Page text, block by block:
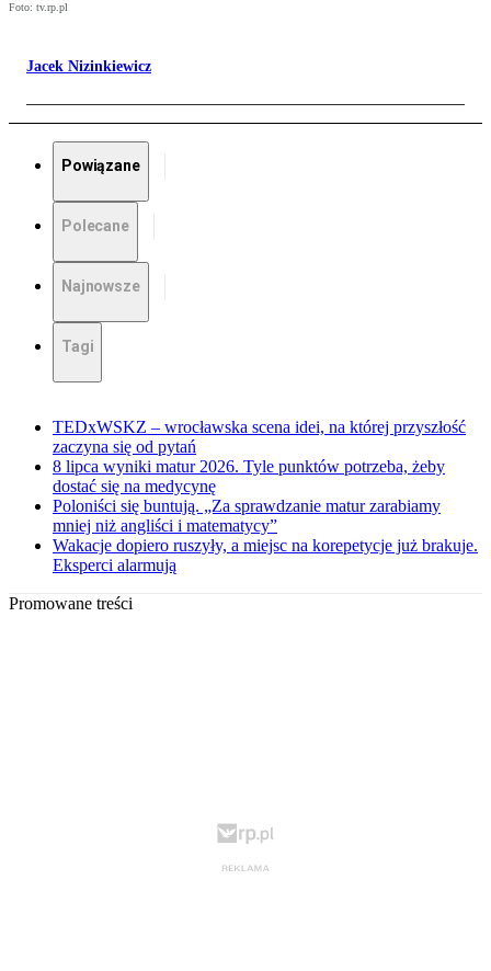
Foto: tv.rp.pl
Jacek Nizinkiewicz
Powiązane
Polecane
Najnowsze
Tagi
TEDxWSKZ – wrocławska scena idei, na której przyszłość
zaczyna się od pytań
8 lipca wyniki matur 2026. Tyle punktów potrzeba, żeby
dostać się na medycynę
Poloniści się buntują. „Za sprawdzanie matur zarabiamy
mniej niż angliści i matematycy”
Wakacje dopiero ruszyły, a miejsc na korepetycje już brakuje.
Eksperci alarmują
Promowane treści